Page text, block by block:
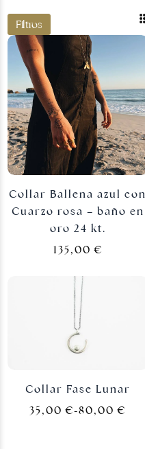
Filtros
Collar Ballena azul con
Cuarzo rosa – baño en
oro 24 kt.
135,00€
Collar Fase Lunar
35,00€-80,00€
Joyas doradas